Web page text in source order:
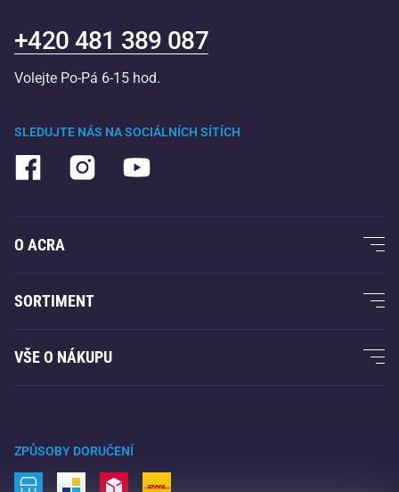
SLEDUJTE NÁS NA SOCIÁLNÍCH SÍTÍCH
+420 481 389 087
Volejte Po-Pá 6-15 hod.
O ACRA
O nás
Acra garance
Kontakty
SORTIMENT
Fitness a posilování
Raketové sporty
Volný čas a zábava
Kemping a turistika
VŠE O NÁKUPU
Vrácení a reklamace
Doprava a platba
ZPŮSOBY DORUČENÍ